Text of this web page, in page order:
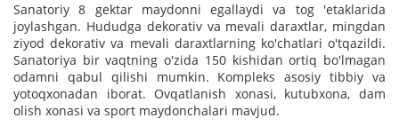
Sanatoriy 8 gektar maydonni egallaydi va tog 'etaklarida
joylashgan. Hududga dekorativ va mevali daraxtlar, mingdan
ziyod dekorativ va mevali daraxtlarning ko'chatlari o'tqazildi.
Sanatoriya bir vaqtning o'zida 150 kishidan ortiq bo'lmagan
odamni qabul qilishi mumkin. Kompleks asosiy tibbiy va
yotoqxonadan iborat. Ovqatlanish xonasi, kutubxona, dam
olish xonasi va sport maydonchalari mavjud.